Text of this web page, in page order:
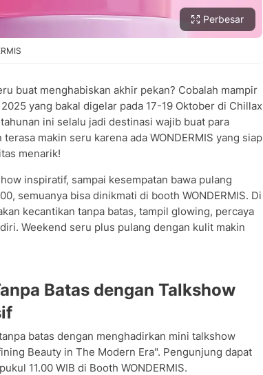
Perbesar
buat menghabiskan akhir pekan? Cobalah mampir
yang bakal digelar pada 17-19 Oktober di Chillax
ini selalu jadi destinasi wajib buat para
makin seru karena ada WONDERMIS yang siap
menarik!
inspiratif, sampai kesempatan bawa pulang
semuanya bisa dinikmati di booth WONDERMIS. Di
kecantikan tanpa batas, tampil glowing, percaya
Weekend seru plus pulang dengan kulit makin
Batas dengan Talkshow
batas dengan menghadirkan mini talkshow
Beauty in The Modern Era". Pengunjung dapat
11.00 WIB di Booth WONDERMIS.